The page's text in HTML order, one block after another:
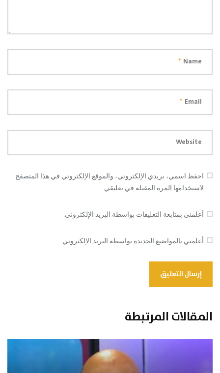
Name
*
Email
*
Website
احفظ اسمي، بريدي الإلكتروني، والموقع الإلكتروني في هذا المتصفح
لاستخدامها المرة المقبلة في تعليقي.
أعلمني بمتابعة التعليقات بواسطة البريد الإلكتروني.
أعلمني بالمواضيع الجديدة بواسطة البريد الإلكتروني.
المقالات المرتبطة